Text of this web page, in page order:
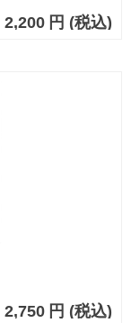
2,200 円 (税込)
2,750 円 (税込)